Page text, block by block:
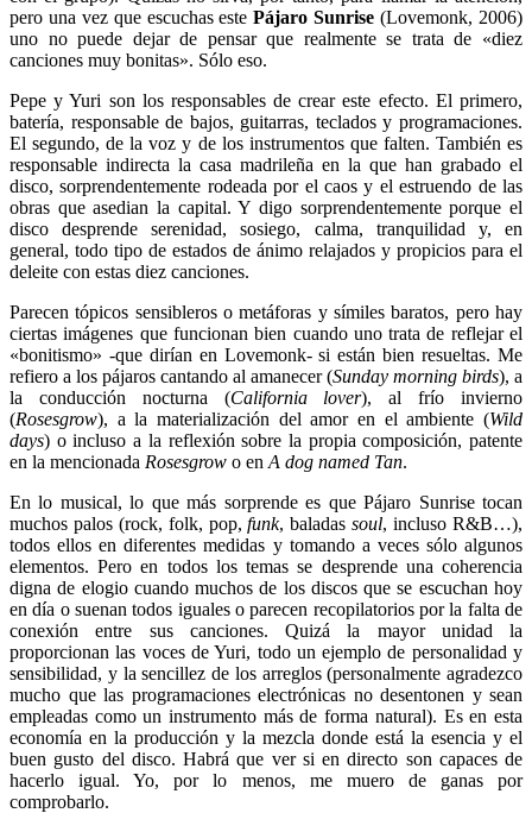
pero una vez que escuchas estePájaro Sunrise (Lovemonk, 2006)
uno no puede dejar de pensar que realmente se trata de «diez
canciones muy bonitas». Sólo eso.
Pepe y Yuri son los responsables de crear este efecto. El primero,
batería, responsable de bajos, guitarras, teclados y programaciones.
El segundo, de la voz y de los instrumentos que falten. También es
responsable indirecta la casa madrileña en la que han grabado el
disco, sorprendentemente rodeada por el caos y el estruendo de las
obras que asedian la capital. Y digo sorprendentemente porque el
disco desprende serenidad, sosiego, calma, tranquilidad y, en
general, todo tipo de estados de ánimo relajados y propicios para el
deleite con estas diez canciones.
Parecen tópicos sensibleros o metáforas y símiles baratos, pero hay
ciertas imágenes que funcionan bien cuando uno trata de reflejar el
«bonitismo» -que dirían en Lovemonk- si están bien resueltas. Me
refiero a los pájaros cantando al amanecer (Sunday morning birds), a
la conducción nocturna (California lover), al frío invierno
(Rosesgrow), a la materialización del amor en el ambiente (Wild
days) o incluso a la reflexión sobre la propia composición, patente
en la mencionada Rosesgrow o en A dog named Tan.
En lo musical, lo que más sorprende es que Pájaro Sunrise tocan
muchos palos (rock, folk, pop,funk, baladassoul, incluso R&B…),
todos ellos en diferentes medidas y tomando a veces sólo algunos
elementos. Pero en todos los temas se desprende una coherencia
digna de elogio cuando muchos de los discos que se escuchan hoy
en día o suenan todos iguales o parecen recopilatorios por la falta de
conexión entre sus canciones. Quizá la mayor unidad la
proporcionan las voces de Yuri, todo un ejemplo de personalidad y
sensibilidad, y la sencillez de los arreglos (personalmente agradezco
mucho que las programaciones electrónicas no desentonen y sean
empleadas como un instrumento más de forma natural). Es en esta
economía en la producción y la mezcla donde está la esencia y el
buen gusto del disco. Habrá que ver si en directo son capaces de
hacerlo igual. Yo, por lo menos, me muero de ganas por
comprobarlo.